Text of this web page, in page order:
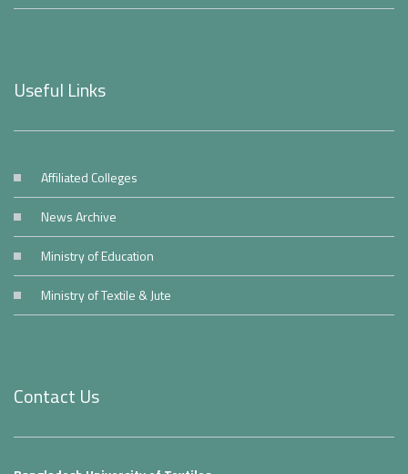
Useful Links
Affiliated Colleges
News Archive
Ministry of Education
Ministry of Textile & Jute
Contact Us